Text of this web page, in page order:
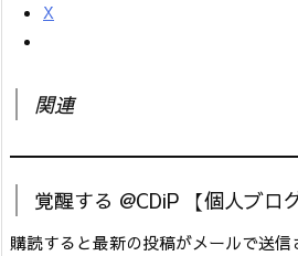
X
関連
覚醒する @CDiP 【個人ブロ
購読すると最新の投稿がメールで送信